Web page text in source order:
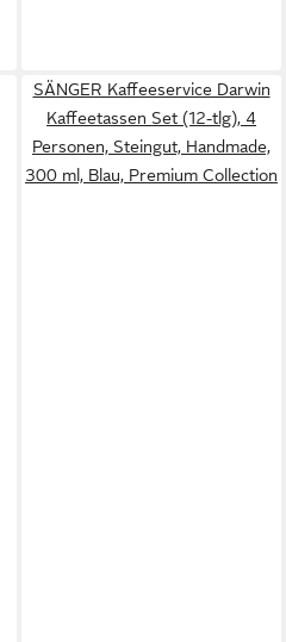
SÄNGER Kaffeeservice Darwin
Kaffeetassen Set (12-tlg), 4
Personen, Steingut, Handmade,
300 ml, Blau, Premium Collection